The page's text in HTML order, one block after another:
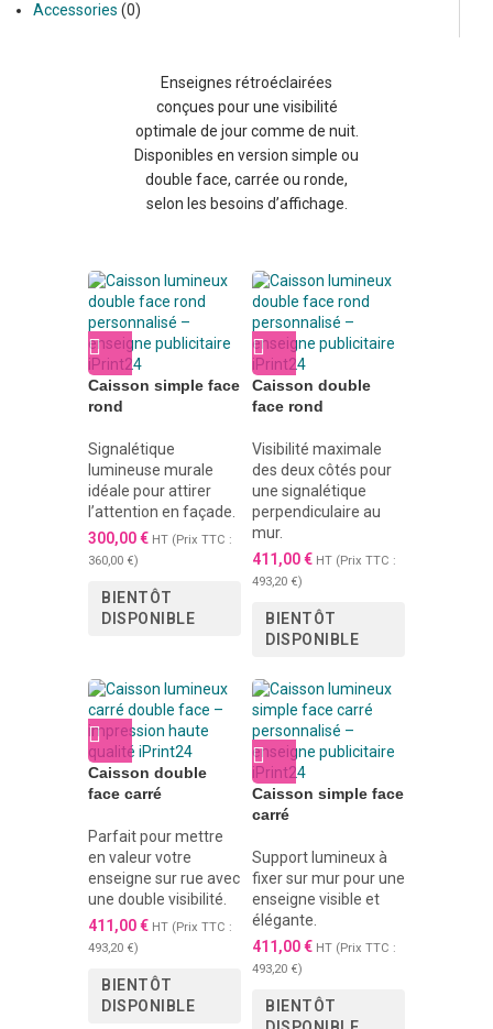
Accessories 0
Enseignes rétroéclairées
conçues pour une visibilité
optimale de jour comme de nuit.
Disponibles en version simple ou
double face, carrée ou ronde,
selon les besoins d’affichage.
Caisson simple face
rond
Signalétique
lumineuse murale
idéale pour attirer
l’attention en façade.
300,00€ HT (Prix TTC :
360,00 €)
BIENTÔT
DISPONIBLE
Caisson double
face rond
Visibilité maximale
des deux côtés pour
une signalétique
perpendiculaire au
mur.
411,00€ HT (Prix TTC :
493,20 €)
BIENTÔT
DISPONIBLE
Caisson double
face carré
Parfait pour mettre
en valeur votre
enseigne sur rue avec
une double visibilité.
411,00€ HT (Prix TTC :
493,20 €)
BIENTÔT
DISPONIBLE
Caisson simple face
carré
Support lumineux à
fixer sur mur pour une
enseigne visible et
élégante.
411,00€ HT (Prix TTC :
493,20 €)
BIENTÔT